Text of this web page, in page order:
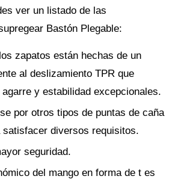
ver un listado de las
Bastón Plegable:
zapatos están hechas de un
al deslizamiento TPR que
y estabilidad excepcionales.
por otros tipos de puntas de caña
satisfacer diversos requisitos.
seguridad.
del mango en forma de t es